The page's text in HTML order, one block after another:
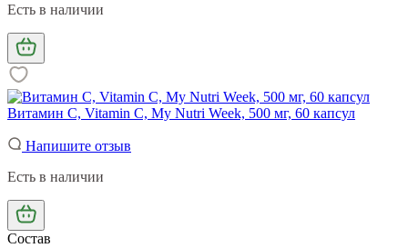
Есть в наличии
Витамин С, Vitamin C, My Nutri Week, 500 мг, 60 капсул
Напишите отзыв
Есть в наличии
Состав